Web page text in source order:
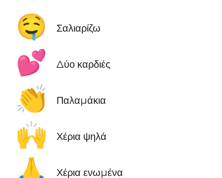
🤤 Σαλιαρίζω
💕 Δύο καρδιές
👏 Παλαμάκια
🙌 Χέρια ψηλά
🙏 Χέρια ενωμένα